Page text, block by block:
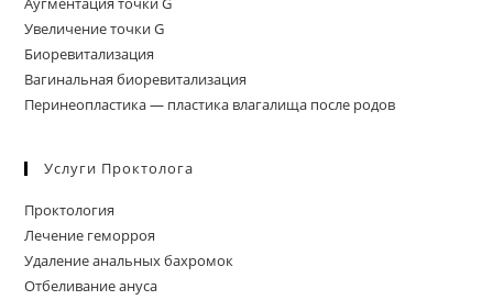
Увеличение точки G
Биоревитализация
Вагинальная биоревитализация
Перинеопластика — пластика влагалища после родов
Услуги Проктолога
Проктология
Лечение геморроя
Удаление анальных бахромок
Отбеливание ануса